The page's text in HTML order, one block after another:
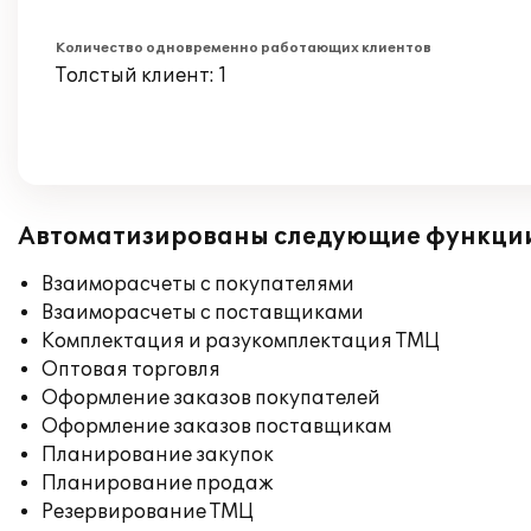
Количество одновременно работающих клиентов
Толстый клиент: 1
Автоматизированы следующие
Взаиморасчеты с покупателями
Взаиморасчеты с поставщиками
Комплектация и разукомплектация ТМЦ
Оптовая торговля
Оформление заказов покупателей
Оформление заказов поставщикам
Планирование закупок
Планирование продаж
Резервирование ТМЦ